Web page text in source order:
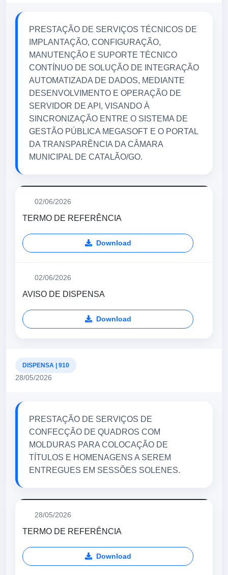
PRESTAÇÃO DE SERVIÇOS TÉCNICOS DE
IMPLANTAÇÃO, CONFIGURAÇÃO,
MANUTENÇÃO E SUPORTE TÉCNICO
CONTÍNUO DE SOLUÇÃO DE INTEGRAÇÃO
AUTOMATIZADA DE DADOS, MEDIANTE
DESENVOLVIMENTO E OPERAÇÃO DE
SERVIDOR DE API, VISANDO À
SINCRONIZAÇÃO ENTRE O SISTEMA DE
GESTÃO PÚBLICA MEGASOFT E O PORTAL
DA TRANSPARÊNCIA DA CÂMARA
MUNICIPAL DE CATALÃO/GO.
02/06/2026
TERMO DE REFERÊNCIA
Download
02/06/2026
AVISO DE DISPENSA
Download
DISPENSA | 910
28/05/2026
PRESTAÇÃO DE SERVIÇOS DE
CONFECÇÃO DE QUADROS COM
MOLDURAS PARA COLOCAÇÃO DE
TÍTULOS E HOMENAGENS A SEREM
ENTREGUES EM SESSÕES SOLENES.
28/05/2026
TERMO DE REFERÊNCIA
Download